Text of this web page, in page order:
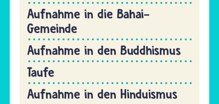
Aufnahme in die Bahai-
Gemeinde
Aufnahme in den Buddhismus
Taufe
Aufnahme in den Hinduismus